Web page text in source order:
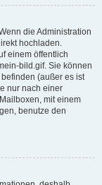
die Administration
hochladen.
einem öffentlich
bild.gif. Sie können
(außer es ist
nur nach einer
mit einem
benutze den